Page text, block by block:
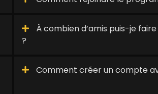
À combien d’amis puis-je
?
Comment créer un compte